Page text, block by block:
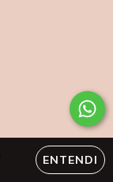
ENTENDI